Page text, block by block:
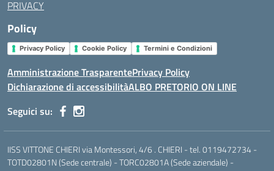
PRIVACY
Policy
Privacy Policy Cookie Policy Termini e Condizioni
Amministrazione TrasparentePrivacy Policy
Dichiarazione di accessibilitàALBO PRETORIO ON LINE
Seguici su:
IISS VITTONE CHIERI via Montessori, 4/6 . CHIERI - tel. 0119472734 -
TOTD02801N (Sede centrale) - TORC02801A (Sede aziendale) -